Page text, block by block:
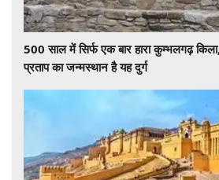
500 साल में सिर्फ एक बार हारा कुम्भलगढ़ किला,
प्रताप का जन्मस्थान है यह दुर्ग